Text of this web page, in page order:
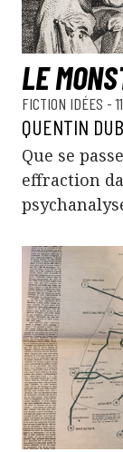
LE
FICTION IDÉES -
QUENTIN
Que se
effraction